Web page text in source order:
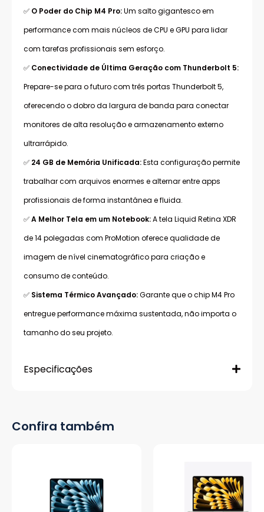
✅ O Poder do Chip M4 Pro:Um salto gigantesco em
performance com mais núcleos de CPU e GPU para lidar
com tarefas profissionais sem esforço.
✅ Conectividade de Última Geração com Thunderbolt 5:
Prepare-se para o futuro com três portas Thunderbolt 5,
oferecendo o dobro da largura de banda para conectar
monitores de alta resolução e armazenamento externo
ultrarrápido.
✅ 24 GB de Memória Unificada:Esta configuração permite
trabalhar com arquivos enormes e alternar entre apps
profissionais de forma instantânea e fluida.
✅A Melhor Tela em um Notebook:A tela Liquid Retina XDR
de 14 polegadas com ProMotion oferece qualidade de
imagem de nível cinematográfico para criação e
consumo de conteúdo.
✅ Sistema Térmico Avançado:Garante que o chip M4 Pro
entregue performance máxima sustentada, não importa o
tamanho do seu projeto.
Especificações
Confira também